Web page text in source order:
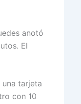
anotó
El
tarjeta
con 10